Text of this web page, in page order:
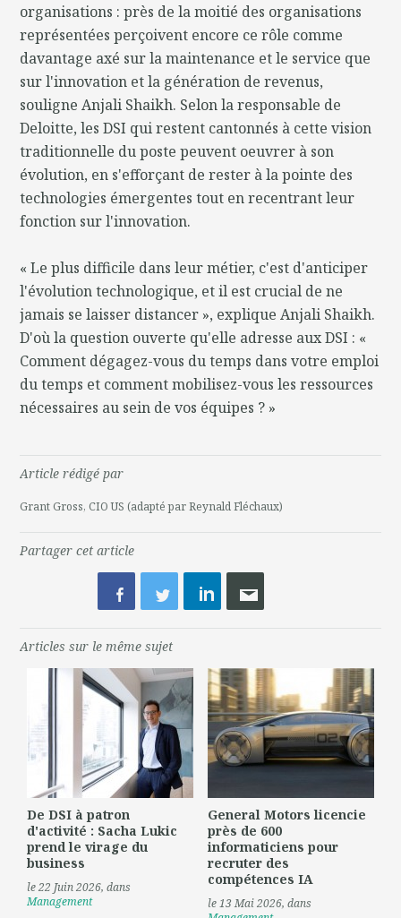
organisations : près de la moitié des organisations
représentées perçoivent encore ce rôle comme
davantage axé sur la maintenance et le service que
sur l'innovation et la génération de revenus,
souligne Anjali Shaikh. Selon la responsable de
Deloitte, les DSI qui restent cantonnés à cette vision
traditionnelle du poste peuvent oeuvrer à son
évolution, en s'efforçant de rester à la pointe des
technologies émergentes tout en recentrant leur
fonction sur l'innovation.
« Le plus difficile dans leur métier, c'est d'anticiper
l'évolution technologique, et il est crucial de ne
jamais se laisser distancer », explique Anjali Shaikh.
D'où la question ouverte qu'elle adresse aux DSI : «
Comment dégagez-vous du temps dans votre emploi
du temps et comment mobilisez-vous les ressources
nécessaires au sein de vos équipes ? »
Article rédigé par
Grant Gross, CIO US (adapté par Reynald Fléchaux)
Partager cet article
Articles sur le même sujet
De DSI à patron
d'activité : Sacha Lukic
prend le virage du
business
le 22 Juin 2026, dans
Management
General Motors licencie
près de 600
informaticiens pour
recruter des
compétences IA
le 13 Mai 2026, dans